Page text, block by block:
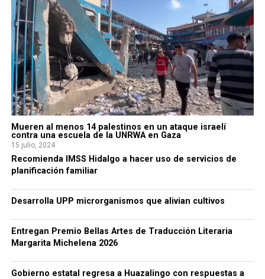
Mueren al menos 14 palestinos en un ataque israelí
contra una escuela de la UNRWA en Gaza
15 julio, 2024
Recomienda IMSS Hidalgo a hacer uso de servicios de
planificación familiar
Desarrolla UPP microrganismos que alivian cultivos
Entregan Premio Bellas Artes de Traducción Literaria
Margarita Michelena 2026
Gobierno estatal regresa a Huazalingo con respuestas a